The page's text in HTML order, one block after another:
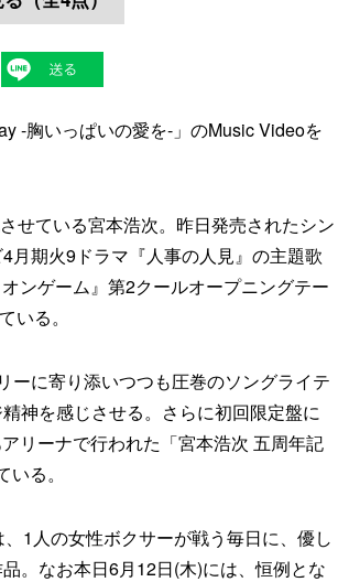
-胸いっぱいの愛を-」のMusic Videoを
せている宮本浩次。昨日発売されたシン
月期火9ドラマ『人事の人見』の主題歌
ンゲーム』第2クールオープニングテー
いる。
ーに寄り添いつつも圧巻のソングライテ
神を感じさせる。さらに初回限定盤に
リーナで行われた「宮本浩次 五周年記
る。
1人の女性ボクサーが戦う毎日に、優し
。なお本日6月12日(木)には、恒例とな